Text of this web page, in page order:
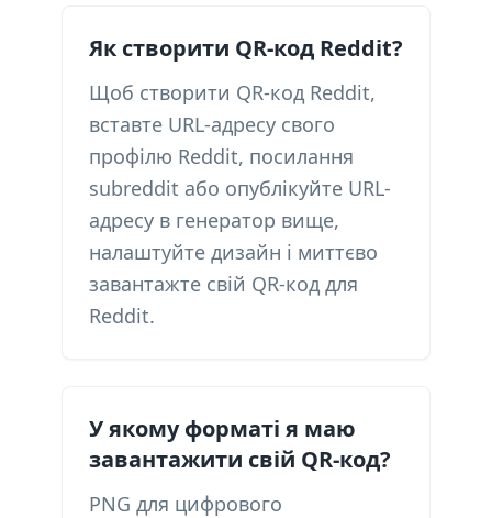
Як створити QR-код Reddit?
Щоб створити QR-код Reddit,
вставте URL-адресу свого
профілю Reddit, посилання
subreddit або опублікуйте URL-
адресу в генератор вище,
налаштуйте дизайн і миттєво
завантажте свій QR-код для
Reddit.
У якому форматі я маю
завантажити свій QR-код?
PNG для цифрового